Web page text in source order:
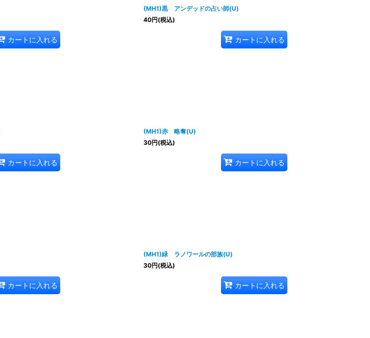
カートに入れる
(MH1)黒 アンデッドの占い師(U)
40円(税込)
カートに入れる
カートに入れる
(MH1)赤 略奪(U)
30円(税込)
カートに入れる
カートに入れる
(MH1)緑 ラノワールの部族(U)
30円(税込)
カートに入れる